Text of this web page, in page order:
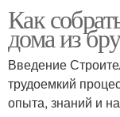
Как
дома из
Введение
трудоемкий
опыта, знаний и